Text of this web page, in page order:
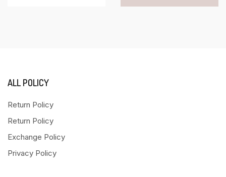
ALL POLICY
Return Policy
Return Policy
Exchange Policy
Privacy Policy